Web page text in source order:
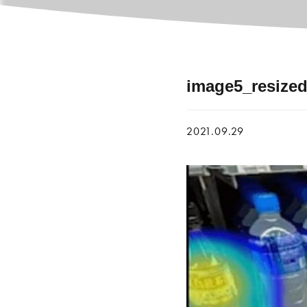
image5_resized
2021.09.29